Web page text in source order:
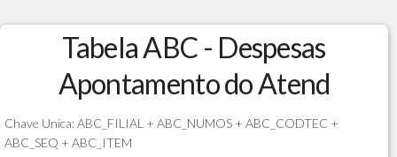
Tabela ABC - Despesas
Apontamento do Atend
Chave Unica: ABC_FILIAL + ABC_NUMOS + ABC_CODTEC +
ABC_SEQ + ABC_ITEM